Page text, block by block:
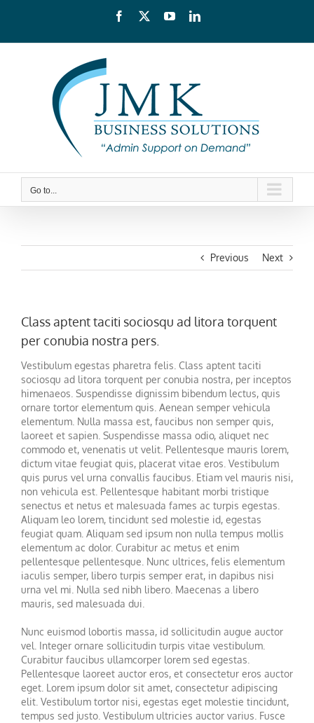
Facebook YouTubeLinkedIn
Go to...
Previous Next
Class aptent taciti sociosqu ad litora torquent
per conubia nostra pers.
Vestibulum egestas pharetra felis. Class aptent taciti
sociosqu ad litora torquent per conubia nostra, per inceptos
himenaeos. Suspendisse dignissim bibendum lectus, quis
ornare tortor elementum quis. Aenean semper vehicula
elementum. Nulla massa est, faucibus non semper quis,
laoreet et sapien. Suspendisse massa odio, aliquet nec
commodo et, venenatis ut velit. Pellentesque mauris lorem,
dictum vitae feugiat quis, placerat vitae eros. Vestibulum
quis purus vel urna convallis faucibus. Etiam vel mauris nisi,
non vehicula est. Pellentesque habitant morbi tristique
senectus et netus et malesuada fames ac turpis egestas.
Aliquam leo lorem, tincidunt sed molestie id, egestas
feugiat quam. Aliquam sed ipsum non nulla tempus mollis
elementum ac dolor. Curabitur ac metus et enim
pellentesque pellentesque. Nunc ultrices, felis elementum
iaculis semper, libero turpis semper erat, in dapibus nisi
urna vel mi. Nulla sed nibh libero. Maecenas a libero
mauris, sed malesuada dui.
Nunc euismod lobortis massa, id sollicitudin augue auctor
vel. Integer ornare sollicitudin turpis vitae vestibulum.
Curabitur faucibus ullamcorper lorem sed egestas.
Pellentesque laoreet auctor eros, et consectetur eros auctor
eget. Lorem ipsum dolor sit amet, consectetur adipiscing
elit. Vestibulum tortor nisi, egestas eget molestie tincidunt,
tempus sed justo. Vestibulum ultricies auctor varius. Fusce